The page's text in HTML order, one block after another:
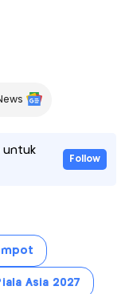
untuk
Follow
Asia 2027